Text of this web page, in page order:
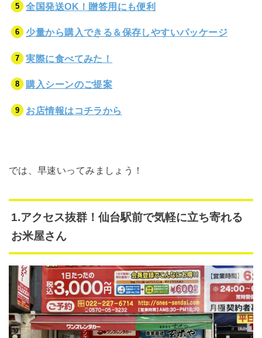
全国発送OK！贈答用にも便利
少量から購入できる＆保存しやすいパッケージ
実際に食べてみた！
購入シーンのご提案
お店情報はコチラから
では、早速いってみましょう！
1.アクセス抜群！仙台駅前で気軽に立ち寄れる
お米屋さん